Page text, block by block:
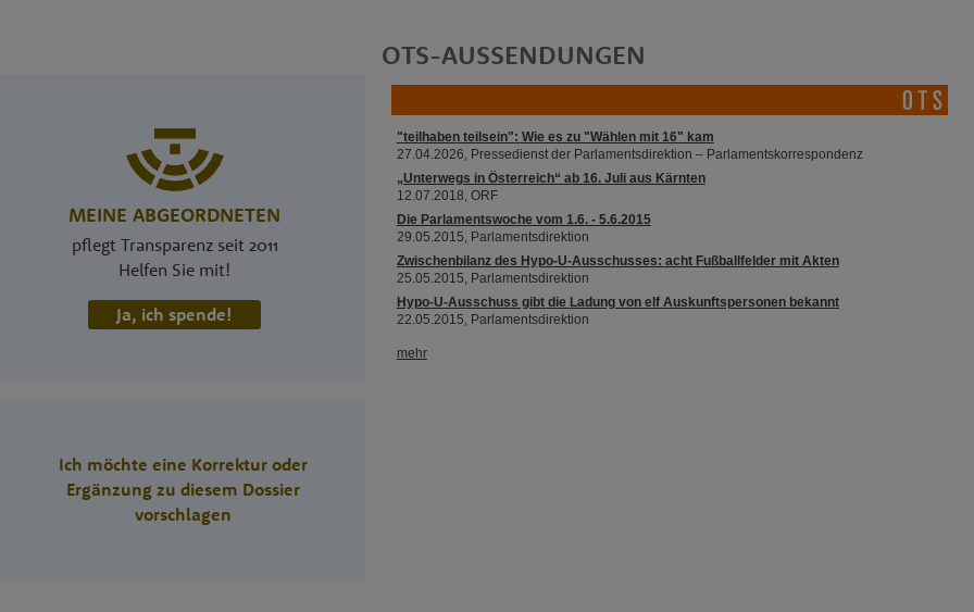
MEINE ABGEORDNETEN
pflegt Transparenz seit 2011
Helfen Sie mit!
Ja, ich spende!
Ich möchte eine Korrektur oder
Ergänzung zu diesem Dossier
vorschlagen
OTS-AUSSENDUNGEN